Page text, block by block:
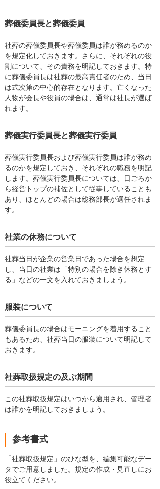
葬儀委員長と葬儀委員
社葬の葬儀委員長や葬儀委員は誰が務めるのか
を規定化しておきます。さらに、それぞれの役
割について、その責務を明記しておきます。特
に葬儀委員長は社葬の最高責任者のため、当日
は式次第の中心的存在となります。亡くなった
人物が会長や役員の場合は、通常は社長が選ば
れます。
葬儀実行委員長と葬儀実行委員
葬儀実行委員長および葬儀実行委員は誰が務め
るのかを規定しておき、それぞれの職務を明記
します。葬儀実行委員長については、日ごろか
ら経営トップの補佐として従事していることも
あり、ほとんどの場合は総務部長が選任されま
す。
社業の休務について
社葬当日が企業の営業日であった場合を想定
し、当日の社業は「特別の場合を除き休務とす
る」などの一文を入れておきましょう。
服装について
葬儀委員長の場合はモーニングを着用すること
もあるため、社葬当日の服装について明記して
おきます。
社葬取扱規定の及ぶ期間
この社葬取扱規定はいつから適用され、管理者
は誰かを明記しておきましょう。
参考書式
「社葬取扱規定」のひな型を、編集可能なデー
タでご用意しました。規定の作成・見直しにお
役立てください。